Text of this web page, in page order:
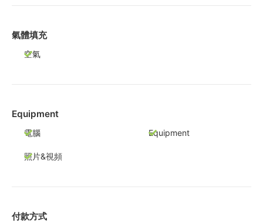
氣體填充
空氣
Equipment
電腦 Equipment
照片&視頻
付款方式